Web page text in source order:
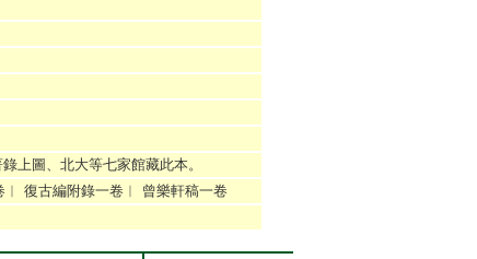
上圖、北大等七家館藏此本。
復古編附錄一卷︱ 曾樂軒稿一卷